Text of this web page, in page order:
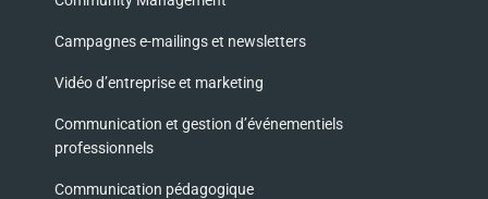
Campagnes e-mailings et newsletters
Vidéo d’entreprise et marketing
Communication et gestion d’événementiels
professionnels
Communication pédagogique